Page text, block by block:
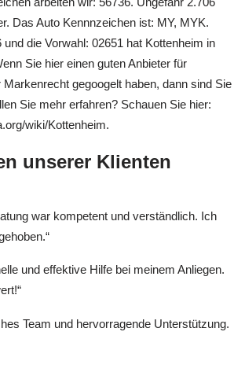
Das Auto Kennnzeichen ist: MY, MYK.
und die Vorwahl: 02651 hat Kottenheim in
Sie hier einen guten Anbieter für
gegoogelt haben, dann sind Sie
Sie mehr erfahren? Schauen Sie hier:
wiki/Kottenheim.
unserer Klienten
war kompetent und verständlich. Ich
und effektive Hilfe bei meinem Anliegen.
Team und hervorragende Unterstützung.